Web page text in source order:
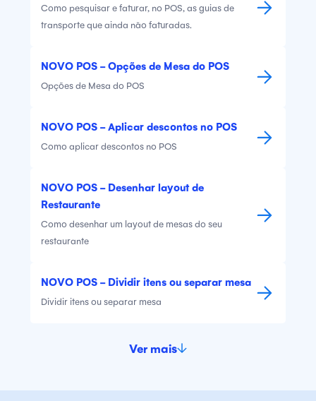
Como pesquisar e faturar, no POS, as guias de
transporte que ainda não faturadas.
NOVO POS - Opções de Mesa do POS
Opções de Mesa do POS
NOVO POS - Aplicar descontos no POS
Como aplicar descontos no POS
NOVO POS - Desenhar layout de
Restaurante
Como desenhar um layout de mesas do seu
restaurante
NOVO POS - Dividir itens ou separar mesa
Dividir itens ou separar mesa
Ver mais